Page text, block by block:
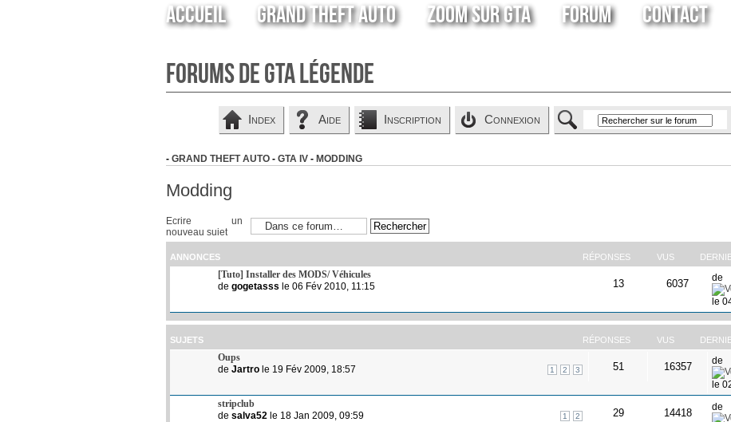
Accueil Grand Theft Auto Zoom sur GTA Forum Contact
Forums de GTA Légende
Index Aide Inscription Connexion
- GRAND THEFT AUTO - GTA IV - MODDING
Modding
Ecrire un
nouveau sujet
ANNONCES RÉPONSES VUS
[Tuto] Installer des MODS/ Véhicules
de gogetasss le 06 Fév 2010, 11:15 13 6037
le
SUJETS RÉPONSES VUS
Oups
1 2 3
de Jartro le 19 Fév 2009, 18:57 51 16357
le
stripclub
1 2
de salva52 le 18 Jan 2009, 09:59 29 14418